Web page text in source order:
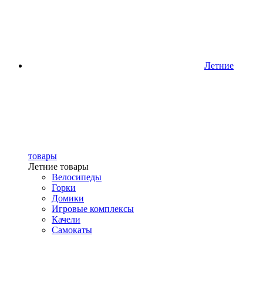
Летние
товары
Летние товары
Велосипеды
Горки
Домики
Игровые комплексы
Качели
Самокаты